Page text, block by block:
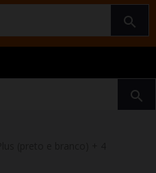
search
search